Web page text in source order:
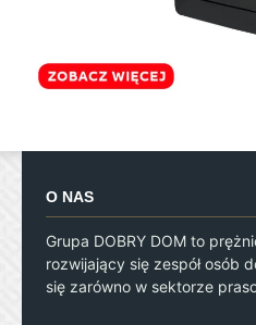
O NAS
Grupa DOBRY DOM to
rozwijający się zespół osób
się zarówno w sektorze